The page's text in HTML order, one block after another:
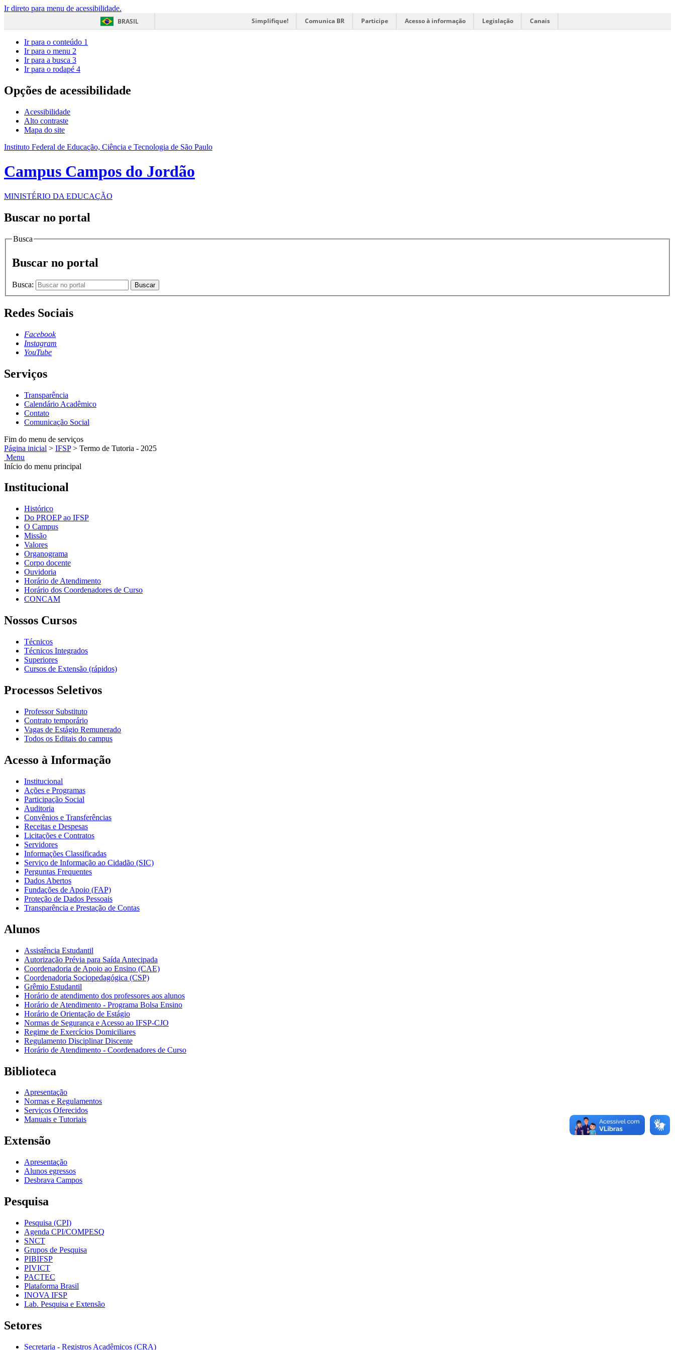
Ir direto para menu de acessibilidade.
BRASIL
Simplifique! Comunica BR Participe Acesso à informação Legislação Canais
Ir para o conteúdo 1
Ir para o menu 2
Ir para a busca 3
Ir para o rodapé 4
Opções de acessibilidade
Acessibilidade
Alto contraste
Mapa do site
Instituto Federal de Educação, Ciência e Tecnologia de São Paulo
Campus Campos do Jordão
MINISTÉRIO DA EDUCAÇÃO
Buscar no portal
Busca
Buscar no portal
Busca: Buscar
Redes Sociais
Facebook
Instagram
YouTube
Serviços
Transparência
Calendário Acadêmico
Contato
Comunicação Social
Fim do menu de serviços
Página inicial > IFSP > Termo de Tutoria - 2025
Menu
Início do menu principal
Institucional
Histórico
Do PROEP ao IFSP
O Campus
Missão
Valores
Organograma
Corpo docente
Ouvidoria
Horário de Atendimento
Horário dos Coordenadores de Curso
CONCAM
Nossos Cursos
Técnicos
Técnicos Integrados
Superiores
Cursos de Extensão (rápidos)
Processos Seletivos
Professor Substituto
Contrato temporário
Vagas de Estágio Remunerado
Todos os Editais do campus
Acesso à Informação
Institucional
Ações e Programas
Participação Social
Auditoria
Convênios e Transferências
Receitas e Despesas
Licitações e Contratos
Servidores
Informações Classificadas
Serviço de Informação ao Cidadão (SIC)
Perguntas Frequentes
Dados Abertos
Fundações de Apoio (FAP)
Proteção de Dados Pessoais
Transparência e Prestação de Contas
Alunos
Assistência Estudantil
Autorização Prévia para Saída Antecipada
Coordenadoria de Apoio ao Ensino (CAE)
Coordenadoria Sociopedagógica (CSP)
Grêmio Estudantil
Horário de atendimento dos professores aos alunos
Horário de Atendimento - Programa Bolsa Ensino
Horário de Orientação de Estágio
Normas de Segurança e Acesso ao IFSP-CJO
Regime de Exercícios Domiciliares
Regulamento Disciplinar Discente
Horário de Atendimento - Coordenadores de Curso
Biblioteca
Apresentação
Normas e Regulamentos
Serviços Oferecidos
Manuais e Tutoriais
Extensão
Apresentação
Alunos egressos
Desbrava Campos
Pesquisa
Pesquisa (CPI)
Agenda CPI/COMPESQ
SNCT
Grupos de Pesquisa
PIBIFSP
PIVICT
PACTEC
Plataforma Brasil
INOVA IFSP
Lab. Pesquisa e Extensão
Setores
Secretaria - Registros Acadêmicos (CRA)